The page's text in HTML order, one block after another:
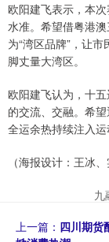
欧阳建飞表示，本
水准。希望借粤港
为“湾区品牌”，让
脚丈量大湾区。
欧阳建飞认为，十
的交流、交融。希
全运余热持续注入运
（海报设计：王冰
九
上一篇： 四川期货